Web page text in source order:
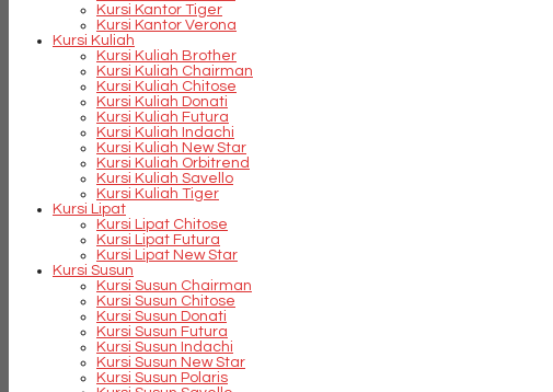
Kursi Kantor Tiger
Kursi Kantor Verona
Kursi Kuliah
Kursi Kuliah Brother
Kursi Kuliah Chairman
Kursi Kuliah Chitose
Kursi Kuliah Donati
Kursi Kuliah Futura
Kursi Kuliah Indachi
Kursi Kuliah New Star
Kursi Kuliah Orbitrend
Kursi Kuliah Savello
Kursi Kuliah Tiger
Kursi Lipat
Kursi Lipat Chitose
Kursi Lipat Futura
Kursi Lipat New Star
Kursi Susun
Kursi Susun Chairman
Kursi Susun Chitose
Kursi Susun Donati
Kursi Susun Futura
Kursi Susun Indachi
Kursi Susun New Star
Kursi Susun Polaris